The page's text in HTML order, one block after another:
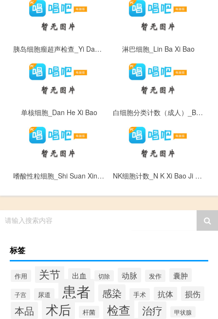
胰岛细胞瘤超声检查_Yi Dao Xi Bao Liu Chao Sheng Jian Cha 淋巴细胞_Lin Ba Xi Bao
单核细胞_Dan He Xi Bao 白细胞分类计数（成人）_Bai Xi Bao Fen Lei Ji Shu （ Cheng Ren ）
嗜酸性粒细胞_Shi Suan Xing Li Xi Bao NK细胞计数_N K Xi Bao Ji Shu
请输入搜索内容
标签
作用 关节 出血 切除 动脉 发作 囊肿
子宫 尿道 患者 感染 手术 抗体 损伤
本品 术后 杆菌 检查 治疗 甲状腺